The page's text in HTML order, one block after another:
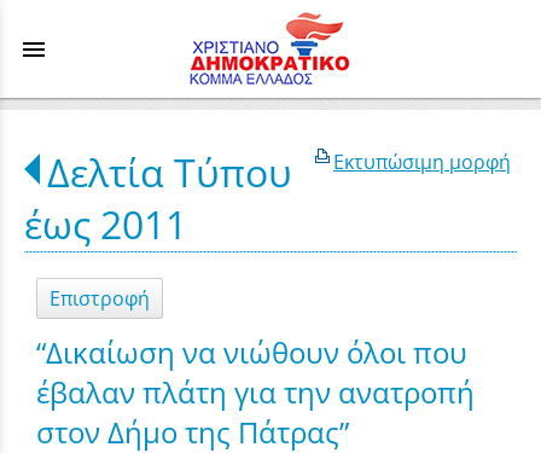
menu
Εκτυπώσιμη μορφή
Δελτία Τύπου
έως 2011
Επιστροφή
“Δικαίωση να νιώθουν όλοι που
έβαλαν πλάτη για την ανατροπή
στον Δήμο της Πάτρας”